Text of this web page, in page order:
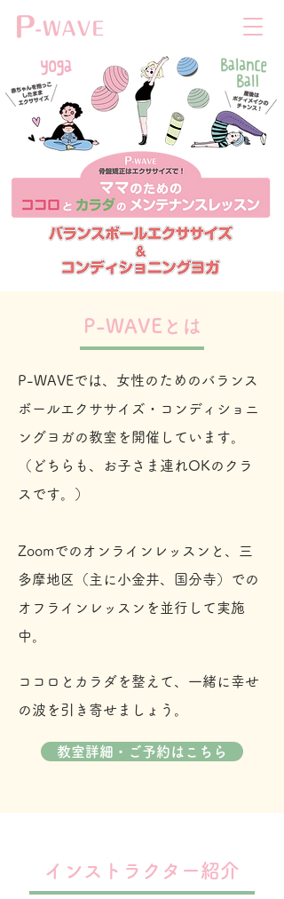
P-WAVEとは
P-WAVEでは、女性のためのバランス
ボールエクササイズ・コンディショニ
ングヨガの教室を開催しています。
（どちらも、お子さま連れOKのクラ
スです。）
Zoomでのオンラインレッスンと、三
多摩地区（主に小金井、国分寺）での
オフラインレッスンを並行して実施
中。
ココロとカラダを整えて、一緒に幸せ
の波を引き寄せましょう。
教室詳細・ご予約はこちら
インストラクター紹介